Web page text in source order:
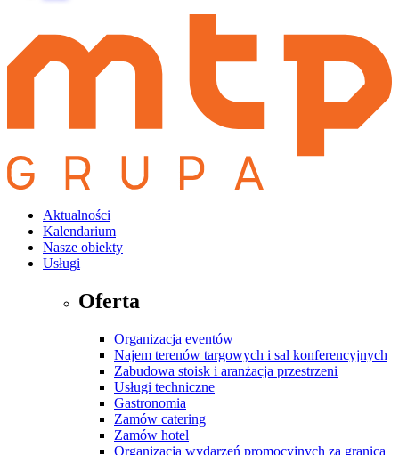
Aktualności
Kalendarium
Nasze obiekty
Usługi
Oferta
Organizacja eventów
Najem terenów targowych i sal konferencyjnych
Zabudowa stoisk i aranżacja przestrzeni
Usługi techniczne
Gastronomia
Zamów catering
Zamów hotel
Organizacja wydarzeń promocyjnych za granicą